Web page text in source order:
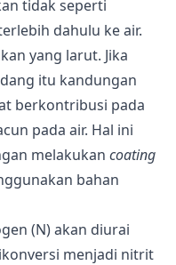
tidak seperti
dahulu ke air.
yang larut. Jika
itu kandungan
berkontribusi pada
pada air. Hal ini
melakukan coating
bahan
(N) akan diurai
menjadi nitrit